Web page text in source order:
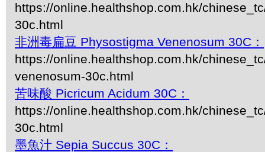
https://online.healthshop.com.hk/
30c.html
非洲毒扁豆 Physostigma Venenosum 30C：
https://online.healthshop.com.hk/
venenosum-30c.html
苦味酸 Picricum Acidum 30C：
https://online.healthshop.com.hk/
30c.html
墨魚汁 Sepia Succus 30C：